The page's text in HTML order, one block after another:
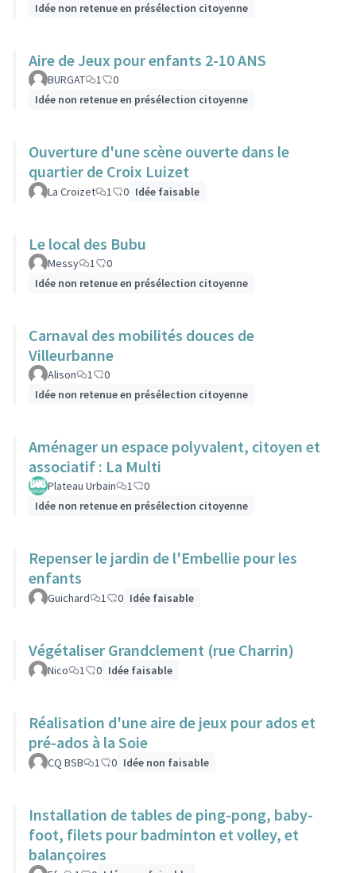
Idée non retenue en présélection citoyenne
Aire de Jeux pour enfants 2-10 ANS
BURGAT 1
0
Idée non retenue en présélection citoyenne
Ouverture d'une scène ouverte dans le
quartier de Croix Luizet
La Croizet 1 0 Idée faisable
Le local des Bubu
Messy 1
0
Idée non retenue en présélection citoyenne
Carnaval des mobilités douces de
Villeurbanne
Alison 1
0
Idée non retenue en présélection citoyenne
Aménager un espace polyvalent, citoyen et
associatif : La Multi
Plateau Urbain 1
0
Idée non retenue en présélection citoyenne
Repenser le jardin de l'Embellie pour les
enfants
Guichard 1 0 Idée faisable
Végétaliser Grandclement (rue Charrin)
Nico 1 0 Idée faisable
Réalisation d'une aire de jeux pour ados et
pré-ados à la Soie
CQ BSB 1 0 Idée non faisable
Installation de tables de ping-pong, baby-
foot, filets pour badminton et volley, et
balançoires